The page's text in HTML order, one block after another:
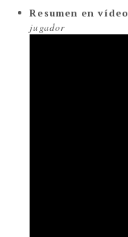
Resumen en vídeo
jugador